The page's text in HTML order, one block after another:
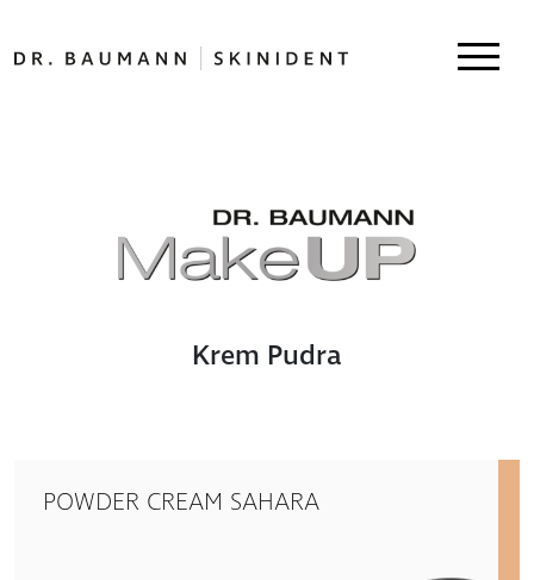
Krem Pudra
POWDER CREAM SAHARA